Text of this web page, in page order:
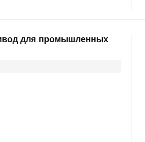
для промышленных